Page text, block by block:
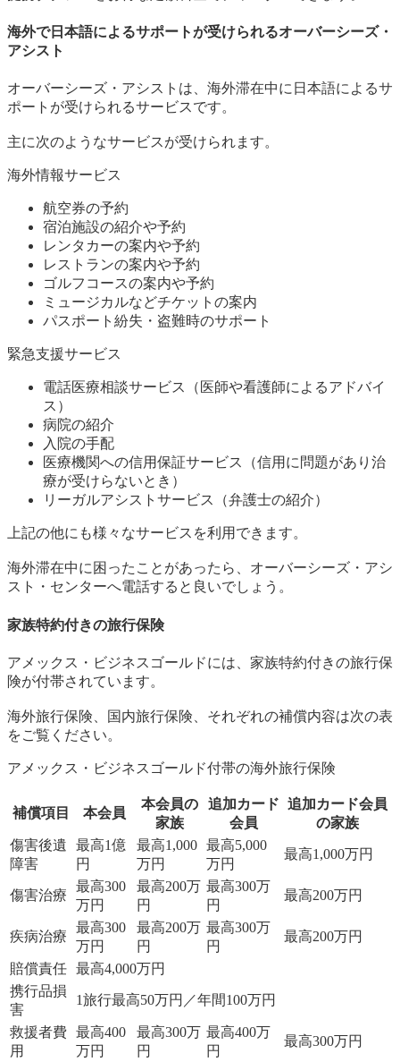
海外で日本語によるサポートが受けられるオーバーシーズ・
アシスト
オーバーシーズ・アシストは、海外滞在中に日本語によるサ
ポートが受けられるサービスです。
主に次のようなサービスが受けられます。
海外情報サービス
航空券の予約
宿泊施設の紹介や予約
レンタカーの案内や予約
レストランの案内や予約
ゴルフコースの案内や予約
ミュージカルなどチケットの案内
パスポート紛失・盗難時のサポート
緊急支援サービス
電話医療相談サービス（医師や看護師によるアドバイ
ス）
病院の紹介
入院の手配
医療機関への信用保証サービス（信用に問題があり治
療が受けらないとき）
リーガルアシストサービス（弁護士の紹介）
上記の他にも様々なサービスを利用できます。
海外滞在中に困ったことがあったら、オーバーシーズ・アシ
スト・センターへ電話すると良いでしょう。
家族特約付きの旅行保険
アメックス・ビジネスゴールドには、家族特約付きの旅行保
険が付帯されています。
海外旅行保険、国内旅行保険、それぞれの補償内容は次の表
をご覧ください。
アメックス・ビジネスゴールド付帯の海外旅行保険
補償項目 本会員
本会員の
家族
追加カード
会員
追加カード会員
の家族
傷害後遺
障害
最高1億
円
最高1,000
万円
最高5,000
万円
最高1,000万円
傷害治療
最高300
万円
最高200万
円
最高300万
円
最高200万円
疾病治療
最高300
万円
最高200万
円
最高300万
円
最高200万円
賠償責任 最高4,000万円
携行品損
害
1旅行最高50万円／年間100万円
救援者費
用
最高400
万円
最高300万
円
最高400万
円
最高300万円